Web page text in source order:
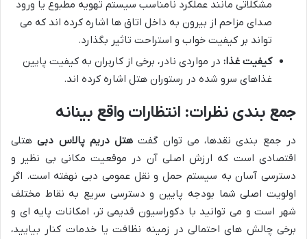
مشکلاتی مانند عملکرد نامناسب سیستم تهویه مطبوع یا ورود
صدای مزاحم از بیرون به داخل اتاق ها اشاره کرده اند که می
تواند بر کیفیت خواب و استراحت تاثیر بگذارد.
کیفیت غذا: در مواردی نادر، برخی از کاربران به کیفیت پایین
غذاهای سرو شده در رستوران هتل اشاره کرده اند.
جمع بندی نظرات: انتظارات واقع بینانه
در جمع بندی نقدها، می توان گفت هتل دریم پالاس دبیهتلی
اقتصادی است که ارزش اصلی آن در موقعیت مکانی بی نظیر و
دسترسی آسان به سیستم حمل و نقل عمومی دبی نهفته است. اگر
اولویت اصلی شما بودجه پایین و دسترسی سریع به نقاط مختلف
شهر است و می توانید با دکوراسیون قدیمی تر، امکانات پایه ای و
برخی چالش های احتمالی در زمینه نظافت یا خدمات کنار بیایید،